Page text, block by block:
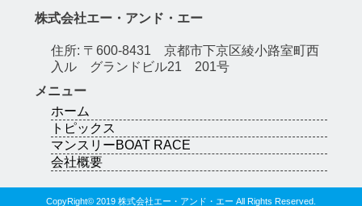
株式会社エー・アンド・エー
住所: 〒600-8431 京都市下京区綾小路室町西
入ル グランドビル21 201号
メニュー
ホーム
トピックス
マンスリーBOAT RACE
会社概要
CopyRight© 2019 株式会社エー・アンド・エー All Rights Reserved.